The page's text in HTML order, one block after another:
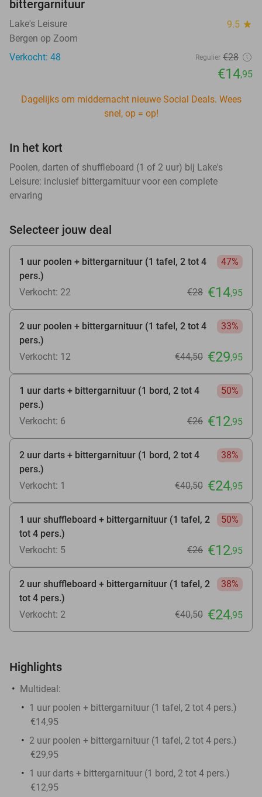
bittergarnituur
Lake's Leisure 9.5 star
Bergen op Zoom
Verkocht: 48
Regulier €28
€14,95
Dagelijks om middernacht nieuwe Social Deals. Wees
snel, op = op!
In het kort
Poolen, darten of shuffleboard (1 of 2 uur) bij Lake's
Leisure: inclusief bittergarnituur voor een complete
ervaring
Selecteer jouw deal
1 uur poolen + bittergarnituur (1 tafel, 2 tot 4
pers.)
47%
Verkocht: 22 €28 €14,95
2 uur poolen + bittergarnituur (1 tafel, 2 tot 4
pers.)
33%
Verkocht: 12 €44,50 €29,95
1 uur darts + bittergarnituur (1 bord, 2 tot 4
pers.)
50%
Verkocht: 6 €26 €12,95
2 uur darts + bittergarnituur (1 bord, 2 tot 4
pers.)
38%
Verkocht: 1 €40,50 €24,95
1 uur shuffleboard + bittergarnituur (1 tafel, 2
tot 4 pers.)
50%
Verkocht: 5 €26 €12,95
2 uur shuffleboard + bittergarnituur (1 tafel, 2
tot 4 pers.)
38%
Verkocht: 2 €40,50 €24,95
Highlights
Multideal:
1 uur poolen + bittergarnituur (1 tafel, 2 tot 4 pers.)
€14,95
2 uur poolen + bittergarnituur (1 tafel, 2 tot 4 pers.)
€29,95
1 uur darts + bittergarnituur (1 bord, 2 tot 4 pers.)
€12,95